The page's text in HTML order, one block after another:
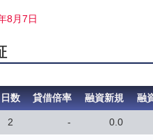
8月7日
日数 貸借倍率 融資新規 融
2 - 0.0